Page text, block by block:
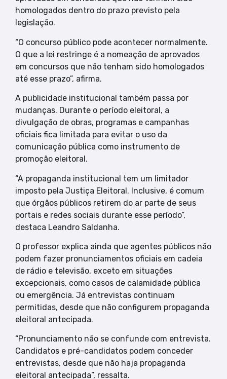
homologados dentro do prazo previsto pela
legislação.
“O concurso público pode acontecer normalmente.
O que a lei restringe é a nomeação de aprovados
em concursos que não tenham sido homologados
até esse prazo”, afirma.
A publicidade institucional também passa por
mudanças. Durante o período eleitoral, a
divulgação de obras, programas e campanhas
oficiais fica limitada para evitar o uso da
comunicação pública como instrumento de
promoção eleitoral.
“A propaganda institucional tem um limitador
imposto pela Justiça Eleitoral. Inclusive, é comum
que órgãos públicos retirem do ar parte de seus
portais e redes sociais durante esse período”,
destaca Leandro Saldanha.
O professor explica ainda que agentes públicos não
podem fazer pronunciamentos oficiais em cadeia
de rádio e televisão, exceto em situações
excepcionais, como casos de calamidade pública
ou emergência. Já entrevistas continuam
permitidas, desde que não configurem propaganda
eleitoral antecipada.
“Pronunciamento não se confunde com entrevista.
Candidatos e pré-candidatos podem conceder
entrevistas, desde que não haja propaganda
eleitoral antecipada”, ressalta.